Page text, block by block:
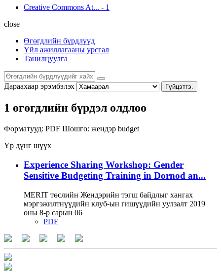
Creative Commons At... - 1
close
Өгөгдлийн бүрдлүүд
Үйл ажиллагааны урсгал
Танилцуулга
Дараахаар эрэмбэлэх Гүйцэтгэ.
1 өгөгдлийн бүрдэл олдлоо
Форматууд: PDF Шошго: жендэр budget
Үр дүнг шүүх
Experience Sharing Workshop: Gender
Sensitive Budgeting Training in Dornod an...
MERIT төслийн Жендэрийн тэгш байдлыг хангах
мэргэжилтнүүдийн клуб-ын гишүүдийн уулзалт 2019
оны 8-р сарын 06
PDF